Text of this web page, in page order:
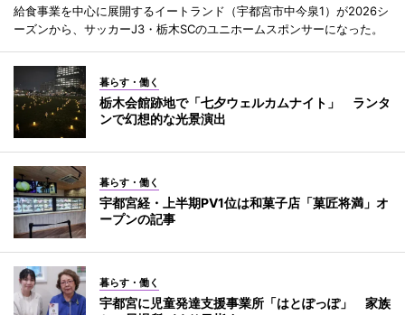
給食事業を中心に展開するイートランド（宇都宮市中今泉1）が2026シ
ーズンから、サッカーJ3・栃木SCのユニホームスポンサーになった。
暮らす・働く
栃木会館跡地で「七夕ウェルカムナイト」 ランタ
ンで幻想的な光景演出
暮らす・働く
宇都宮経・上半期PV1位は和菓子店「菓匠将満」オ
ープンの記事
暮らす・働く
宇都宮に児童発達支援事業所「はとぽっぽ」 家族